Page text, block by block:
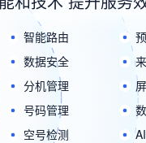
智能路由
数据安全
分机管理
号码管理
空号检测